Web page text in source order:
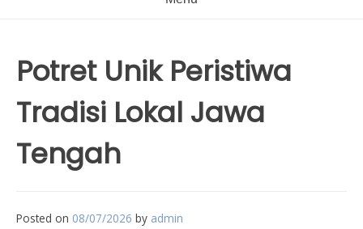
Potret Unik Peristiwa
Tradisi Lokal Jawa
Tengah
Posted on 08/07/2026 by admin